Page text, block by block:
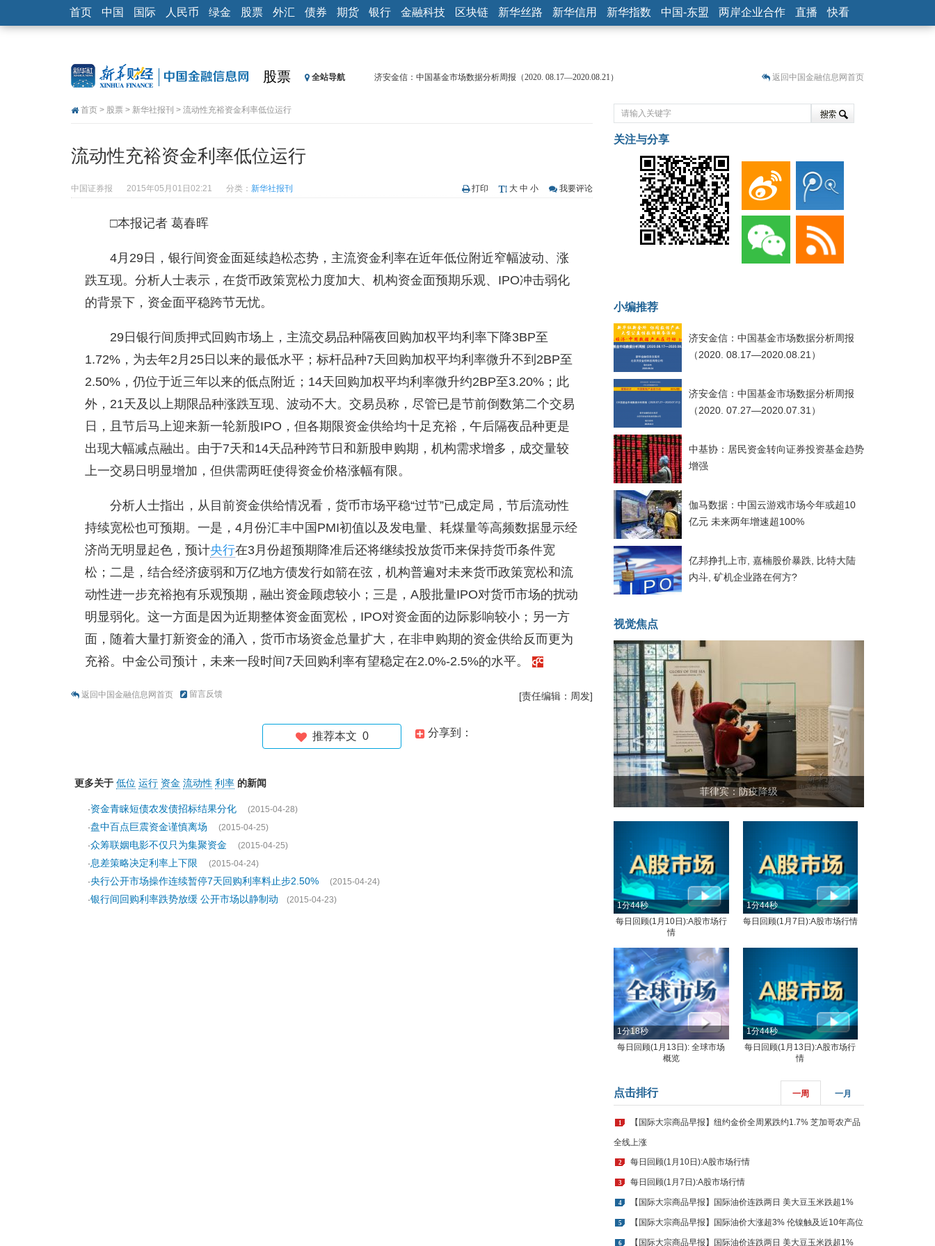
首页 中国 国际 人民币 绿金 股票 外汇 债券 期货 银行 金融科技 区块链 新华丝路 新华信用 新华指数 中国-东盟 两岸企业合作 直播 快看
股票 全站导航
济安金信：中国基金市场数据分析周报（2020. 08.17—2020.08.21）
央行公开市场净投放300亿元 短端资金利率明显下行
返回中国金融信息网首页
首页 > 股票 > 新华社报刊 > 流动性充裕资金利率低位运行
流动性充裕资金利率低位运行
中国证券报 2015年05月01日02:21 分类： 新华社报刊 打印 大 中 小 我要评论
□本报记者 葛春晖
4月29日，银行间资金面延续趋松态势，主流资金利率在近年低位附近窄幅波动、涨
跌互现。分析人士表示，在货币政策宽松力度加大、机构资金面预期乐观、IPO冲击弱化
的背景下，资金面平稳跨节无忧。
29日银行间质押式回购市场上，主流交易品种隔夜回购加权平均利率下降3BP至
1.72%，为去年2月25日以来的最低水平；标杆品种7天回购加权平均利率微升不到2BP至
2.50%，仍位于近三年以来的低点附近；14天回购加权平均利率微升约2BP至3.20%；此
外，21天及以上期限品种涨跌互现、波动不大。交易员称，尽管已是节前倒数第二个交易
日，且节后马上迎来新一轮新股IPO，但各期限资金供给均十足充裕，午后隔夜品种更是
出现大幅减点融出。由于7天和14天品种跨节日和新股申购期，机构需求增多，成交量较
上一交易日明显增加，但供需两旺使得资金价格涨幅有限。
分析人士指出，从目前资金供给情况看，货币市场平稳“过节”已成定局，节后流动性
持续宽松也可预期。一是，4月份汇丰中国PMI初值以及发电量、耗煤量等高频数据显示经
济尚无明显起色，预计央行在3月份超预期降准后还将继续投放货币来保持货币条件宽
松；二是，结合经济疲弱和万亿地方债发行如箭在弦，机构普遍对未来货币政策宽松和流
动性进一步充裕抱有乐观预期，融出资金顾虑较小；三是，A股批量IPO对货币市场的扰动
明显弱化。这一方面是因为近期整体资金面宽松，IPO对资金面的边际影响较小；另一方
面，随着大量打新资金的涌入，货币市场资金总量扩大，在非申购期的资金供给反而更为
充裕。中金公司预计，未来一段时间7天回购利率有望稳定在2.0%-2.5%的水平。
返回中国金融信息网首页 留言反馈 [责任编辑：周发]
分享到：
推荐本文 0
更多关于 低位 运行 资金 流动性 利率 的新闻
·资金青睐短债农发债招标结果分化
(2015-04-28)
·盘中百点巨震资金谨慎离场
(2015-04-25)
·众筹联姻电影不仅只为集聚资金
(2015-04-25)
·息差策略决定利率上下限
(2015-04-24)
·央行公开市场操作连续暂停7天回购利率料止步2.50%
(2015-04-24)
·银行间回购利率跌势放缓 公开市场以静制动 (2015-04-23)
关注与分享
小编推荐
济安金信：中国基金市场数据分析周报
（2020. 08.17—2020.08.21）
济安金信：中国基金市场数据分析周报
（2020. 07.27—2020.07.31）
中基协：居民资金转向证券投资基金趋势
增强
伽马数据：中国云游戏市场今年或超10
亿元 未来两年增速超100%
亿邦挣扎上市, 嘉楠股价暴跌, 比特大陆
内斗, 矿机企业路在何方?
视觉焦点
菲律宾：防疫降级
< >
1分44秒
每日回顾(1月10日):A股市场行
情
1分44秒
每日回顾(1月7日):A股市场行情
1分18秒
每日回顾(1月13日): 全球市场
概览
1分44秒
每日回顾(1月13日):A股市场行
情
点击排行 一周 一月
1 【国际大宗商品早报】纽约金价全周累跌约1.7% 芝加哥农产品
全线上涨
2 每日回顾(1月10日):A股市场行情
3 每日回顾(1月7日):A股市场行情
4 【国际大宗商品早报】国际油价连跌两日 美大豆玉米跌超1%
5 【国际大宗商品早报】国际油价大涨超3% 伦镍触及近10年高位
6 【国际大宗商品早报】国际油价连跌两日 美大豆玉米跌超1%